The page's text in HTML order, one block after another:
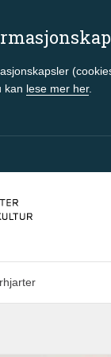
kan lese mer her.